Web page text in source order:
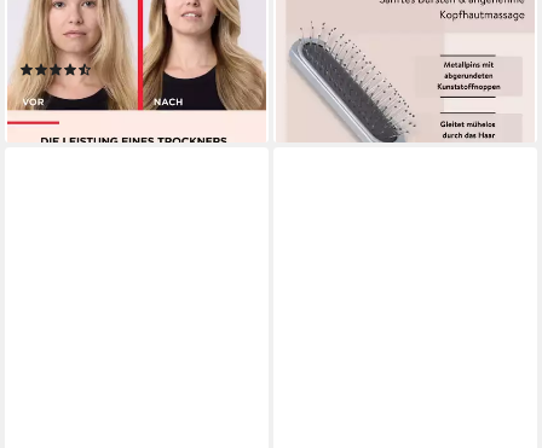
800 W, Salon One-Step Hair
Dryer & Volumiser
(1668)
ab 55,60 €
lieferbar - in 2-3 Werktagen bei dir
Haarbürste Schmal & Lang in
Grau, Präzises Entwirren
4,99 €
lieferbar - in 2-3 Werktagen bei dir